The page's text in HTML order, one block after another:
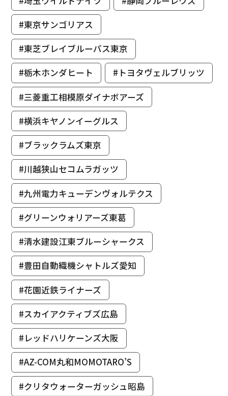
#東京サンゴリアス
#東芝ブレイブルーパス東京
#栃木ホンダヒート
#トヨタヴェルブリッツ
#三菱重工相模原ダイナボアーズ
#横浜キヤノンイーグルス
#ブラックラムズ東京
#川越狭山セコムラガッツ
#九州電力キューデンヴォルテクス
#グリーンウォリアーズ東葛
#清水建設江東ブルーシャークス
#豊田自動織機シャトルズ愛知
#花園近鉄ライナーズ
#スカイアクティブズ広島
#レッドハリケーンズ大阪
#AZ-COM丸和MOMOTARO’S
#クリタウォーターガッシュ昭島